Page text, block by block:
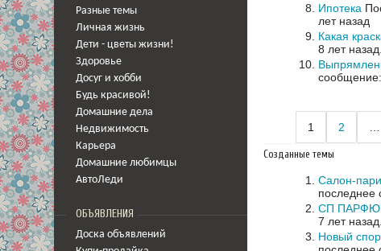
Разные темы
Личная жизнь
Дети - цветы жизни!
Здоровье
Досуг и хобби
Будь красивой!
Домашние дела
Недвижимость
Карьера
Домашние любимцы
АвтоЛеди
ОБЪЯВЛЕНИЯ
Доска объявлений
Ипотека
лет назад
Какая
8 лет назад.
1 2
Созданные темы
Салон-
последнее
СП
7 лет назад.
Новый